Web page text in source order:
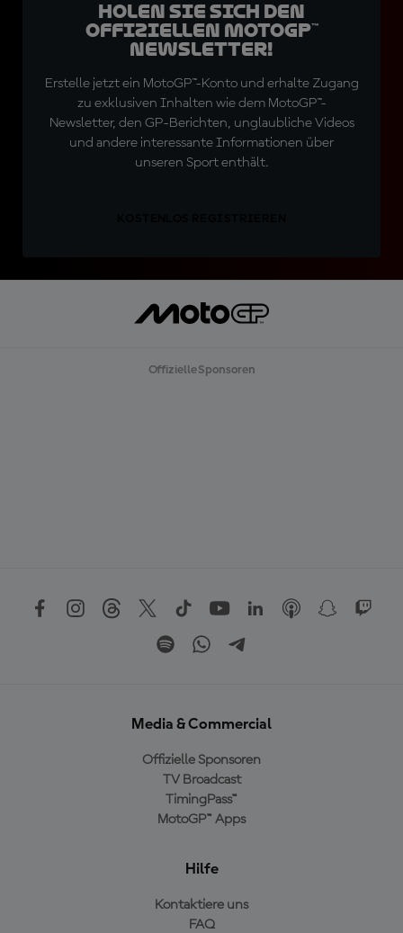
Holen Sie sich den
offiziellen MotoGP™
Newsletter!
Erstelle jetzt ein MotoGP™-Konto und erhalte Zugang
zu exklusiven Inhalten wie dem MotoGP™-
Newsletter, den GP-Berichten, unglaubliche Videos
und andere interessante Informationen über
unseren Sport enthält.
Offizielle Sponsoren
Media & Commercial
Offizielle Sponsoren
TV Broadcast
TimingPass™
MotoGP™ Apps
Hilfe
Kontaktiere uns
FAQ